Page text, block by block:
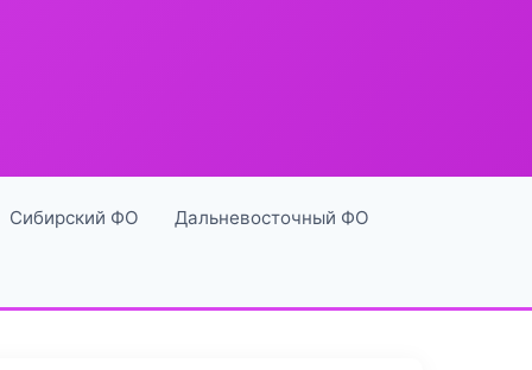
Сибирский ФО Дальневосточный ФО